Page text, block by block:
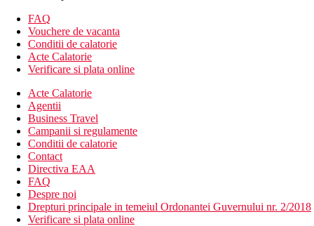
camera de bagaje
restaurant
doua baruri
terasa
parcare contra cost
fier de calcat la cerere
Descrierea plajei
plaja nisipoasa
sezlonguri si umbrele contra cost
Activitati sportive gratuite
piscina exterioara
club pentru copii
program de divertisment
FAQ
Vouchere de vacanta
Conditii de calatorie
Acte Calatorie
Verificare si plata online
Acte Calatorie
Agentii
Business Travel
Campanii si regulamente
Conditii de calatorie
Contact
Directiva EAA
FAQ
Despre noi
Drepturi principale in temeiul Ordonantei Guvernului nr. 2/2018
Verificare si plata online